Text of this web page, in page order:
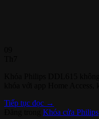
Tiếp tục đọc →
Khóa cửa Philips